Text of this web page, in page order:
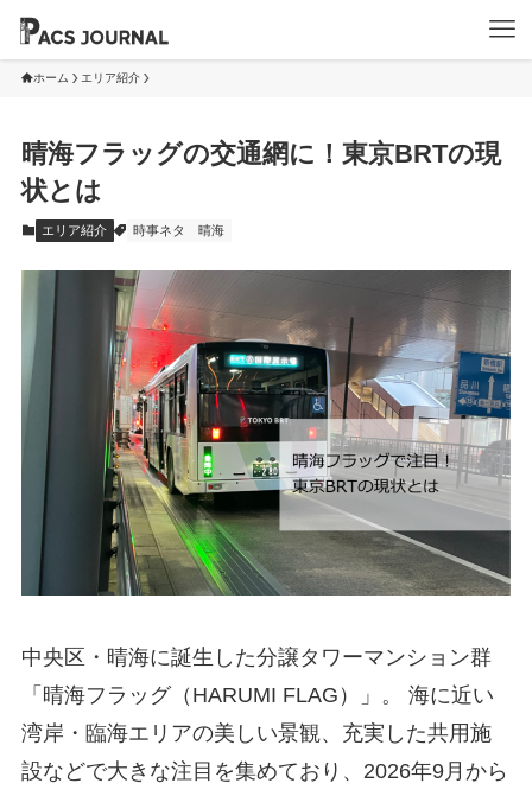
ホーム エリア紹介
晴海フラッグの交通網に！東京BRTの現
状とは
エリア紹介 時事ネタ 晴海
中央区・晴海に誕生した分譲タワーマンション群
「晴海フラッグ（HARUMI FLAG）」。 海に近い
湾岸・臨海エリアの美しい景観、充実した共用施
設などで大きな注目を集めており、2026年9月から